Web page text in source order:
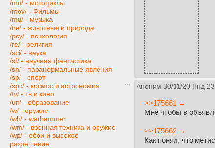
/mo/ - мотоциклы
/mov/ - Фильмы
/mu/ - музыка
/ne/ - животные и природа
/psy/ - психология
/re/ - религия
/sci/ - наука
/sf/ - научная фантастика
/sn/ - паранормальные явления
/sp/ - спорт
/spc/ - космос и астрономия
/tv/ - тв и кино
/un/ - образование
/w/ - оружие
/wh/ - warhammer
/wm/ - военная техника и оружие
/wp/ - обои и высокое
разрешение
Аноним 30/11/20 Пнд
>>175661 →
Мне чтобы в
>>175662 →
Как понял, что